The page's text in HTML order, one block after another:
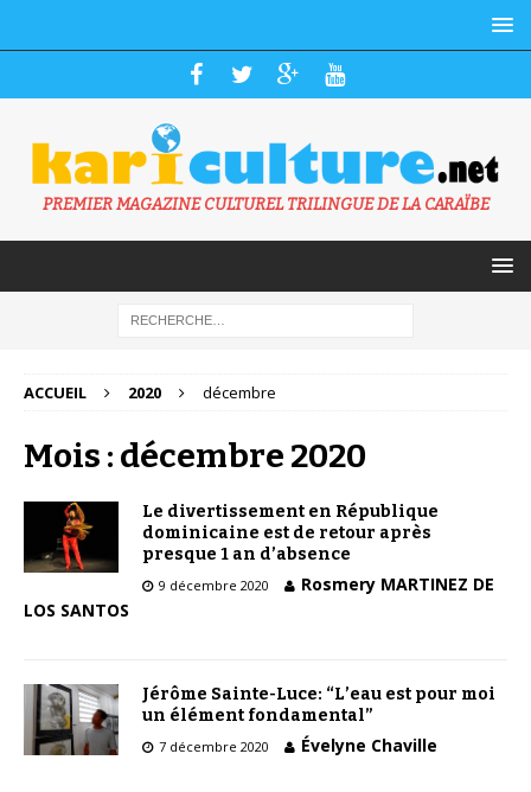
PREMIER MAGAZINE CULTUREL TRILINGUE DE LA CARAÏBE
ACCUEIL 2020 décembre
Mois : décembre 2020
Le divertissement en République
dominicaine est de retour après
presque 1 an d’absence
9 décembre 2020
Rosmery MARTINEZ DE
LOS SANTOS
Jérôme Sainte-Luce: “L’eau est pour moi
un élément fondamental”
7 décembre 2020 Évelyne Chaville